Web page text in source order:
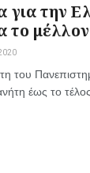
την
το
έως το